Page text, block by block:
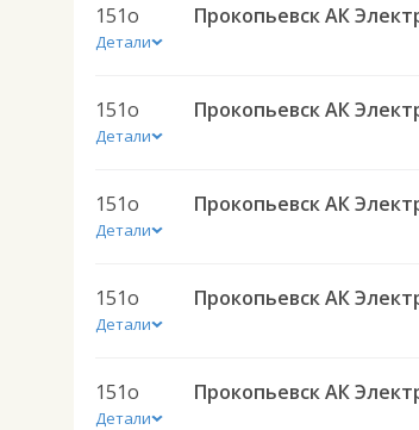
151о
Детали
151о
Детали
151о
Детали
151о
Детали
151о
Детали